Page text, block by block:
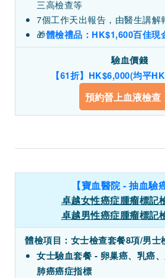
三高檢查等
7個工作天出報告，由醫生講解
🎁體檢禮品：HK$1,600百佳現
驗血價錢
【61折】HK$6,000(均平
預約晉上血液檢查
【寶血醫院 - 抽血驗
卓越女性癌症腫瘤標記
卓越男性癌症腫瘤標記
體檢項目：女士檢查套餐8項/男士
女士驗血套餐 - 卵巢癌、乳癌、
肺癌癌症指標